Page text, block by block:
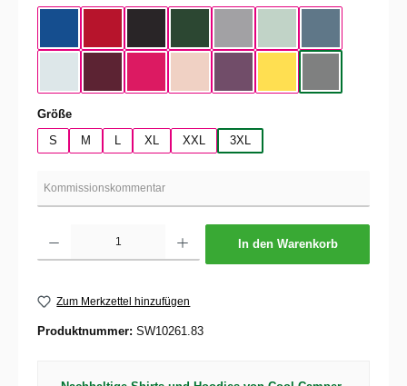
Größeauswählen
S
M XL XXL 3XL
In den Warenkorb
Zum Merkzettel hinzufügen
Produktnummer: SW10261.83